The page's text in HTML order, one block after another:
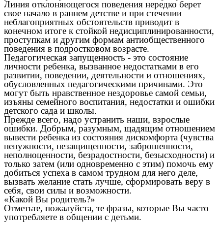
Линия отклоняющегося поведения нередко берет
свое начало в раннем детстве и при стечении
неблагоприятных обстоятельств приводит в
конечном итоге к стойкой недисциплинированности,
проступкам и другим формам антиобщественного
поведения в подростковом возрасте.
Педагогическая запущенность - это состояние
личности ребенка, вызванное недостатками в его
развитии, поведении, деятельности и отношениях,
обусловленных педагогическими причинами. Это
могут быть нравственное нездоровье самой семьи,
изъяны семейного воспитания, недостатки и ошибки
детского сада и школы.
Прежде всего, надо устранить наши, взрослые
ошибки. Добрым, разумным, щадящим отношением
вывести ребенка из состояния дискомфорта (чувства
ненужности, незащищенности, заброшенности,
неполноценности, безрадостности, безысходности) и
только затем (или одновременно с этим) помочь ему
добиться успеха в самом трудном для него деле,
вызвать желание стать лучше, сформировать веру в
себя, свои силы и возможности.
«Какой Вы родитель?»
Отметьте, пожалуйста, те фразы, которые Вы часто
употребляете в общении с детьми.